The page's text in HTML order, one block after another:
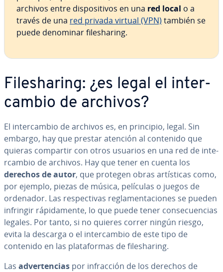
archivos entre di­s­po­si­ti­vos en una red local o a
través de una red privada virtual (VPN) también se
puede denominar fi­le­sha­ri­ng.
Fi­le­sha­ri­ng: ¿es legal el in­te­r­
ca­m­bio de archivos?
El in­te­r­ca­m­bio de archivos es, en principio, legal. Sin
embargo, hay que prestar atención al contenido que
quieras compartir con otros usuarios en una red de in­te­
r­ca­m­bio de archivos. Hay que tener en cuenta los
derechos de autor, que protegen obras ar­tí­s­ti­cas como,
por ejemplo, piezas de música, películas o juegos de
ordenador. Las re­s­pe­c­ti­vas re­gla­me­n­ta­cio­nes se pueden
infringir rá­pi­da­me­n­te, lo que puede tener co­n­se­cue­n­cias
legales. Por tanto, si no quieres correr ningún riesgo,
evita la descarga o el in­te­r­ca­m­bio de este tipo de
contenido en las pla­ta­fo­r­mas de fi­le­sha­ri­ng.
Las ad­ve­r­te­n­cias por in­fra­c­ción de los derechos de